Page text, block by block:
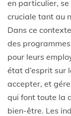
en particulier,
cruciale tant au
Dans ce
des
pour leurs
état d’esprit sur
accepter, et
qui font toute la
bien-être. Les